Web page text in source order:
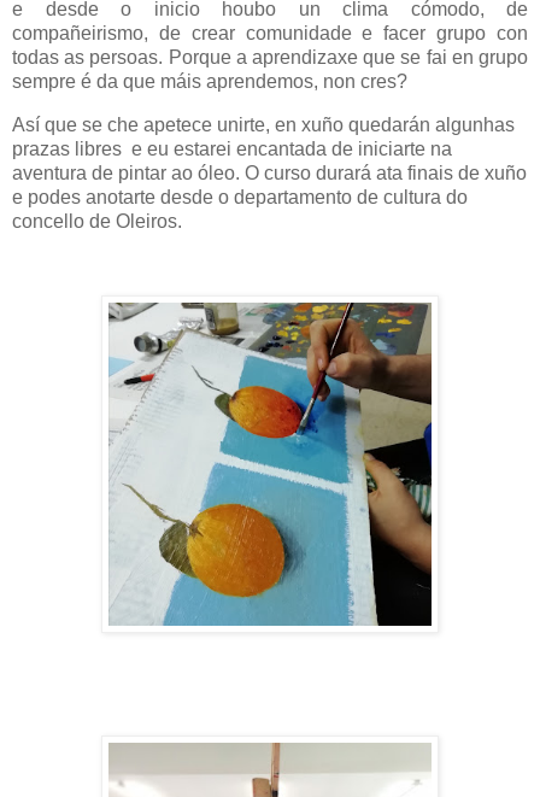
e desde o inicio houbo un clima cómodo, de
compañeirismo, de crear comunidade e facer grupo con
todas as persoas. Porque a aprendizaxe que se fai en grupo
sempre é da que máis aprendemos, non cres?
Así que se che apetece unirte, en xuño quedarán algunhas
prazas libres e eu estarei encantada de iniciarte na
aventura de pintar ao óleo. O curso durará ata finais de xuño
e podes anotarte desde o departamento de cultura do
concello de Oleiros.